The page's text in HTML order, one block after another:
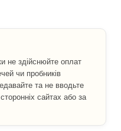
не здійснюйте оплат
чи пробників
та не вводьте
сайтах або за